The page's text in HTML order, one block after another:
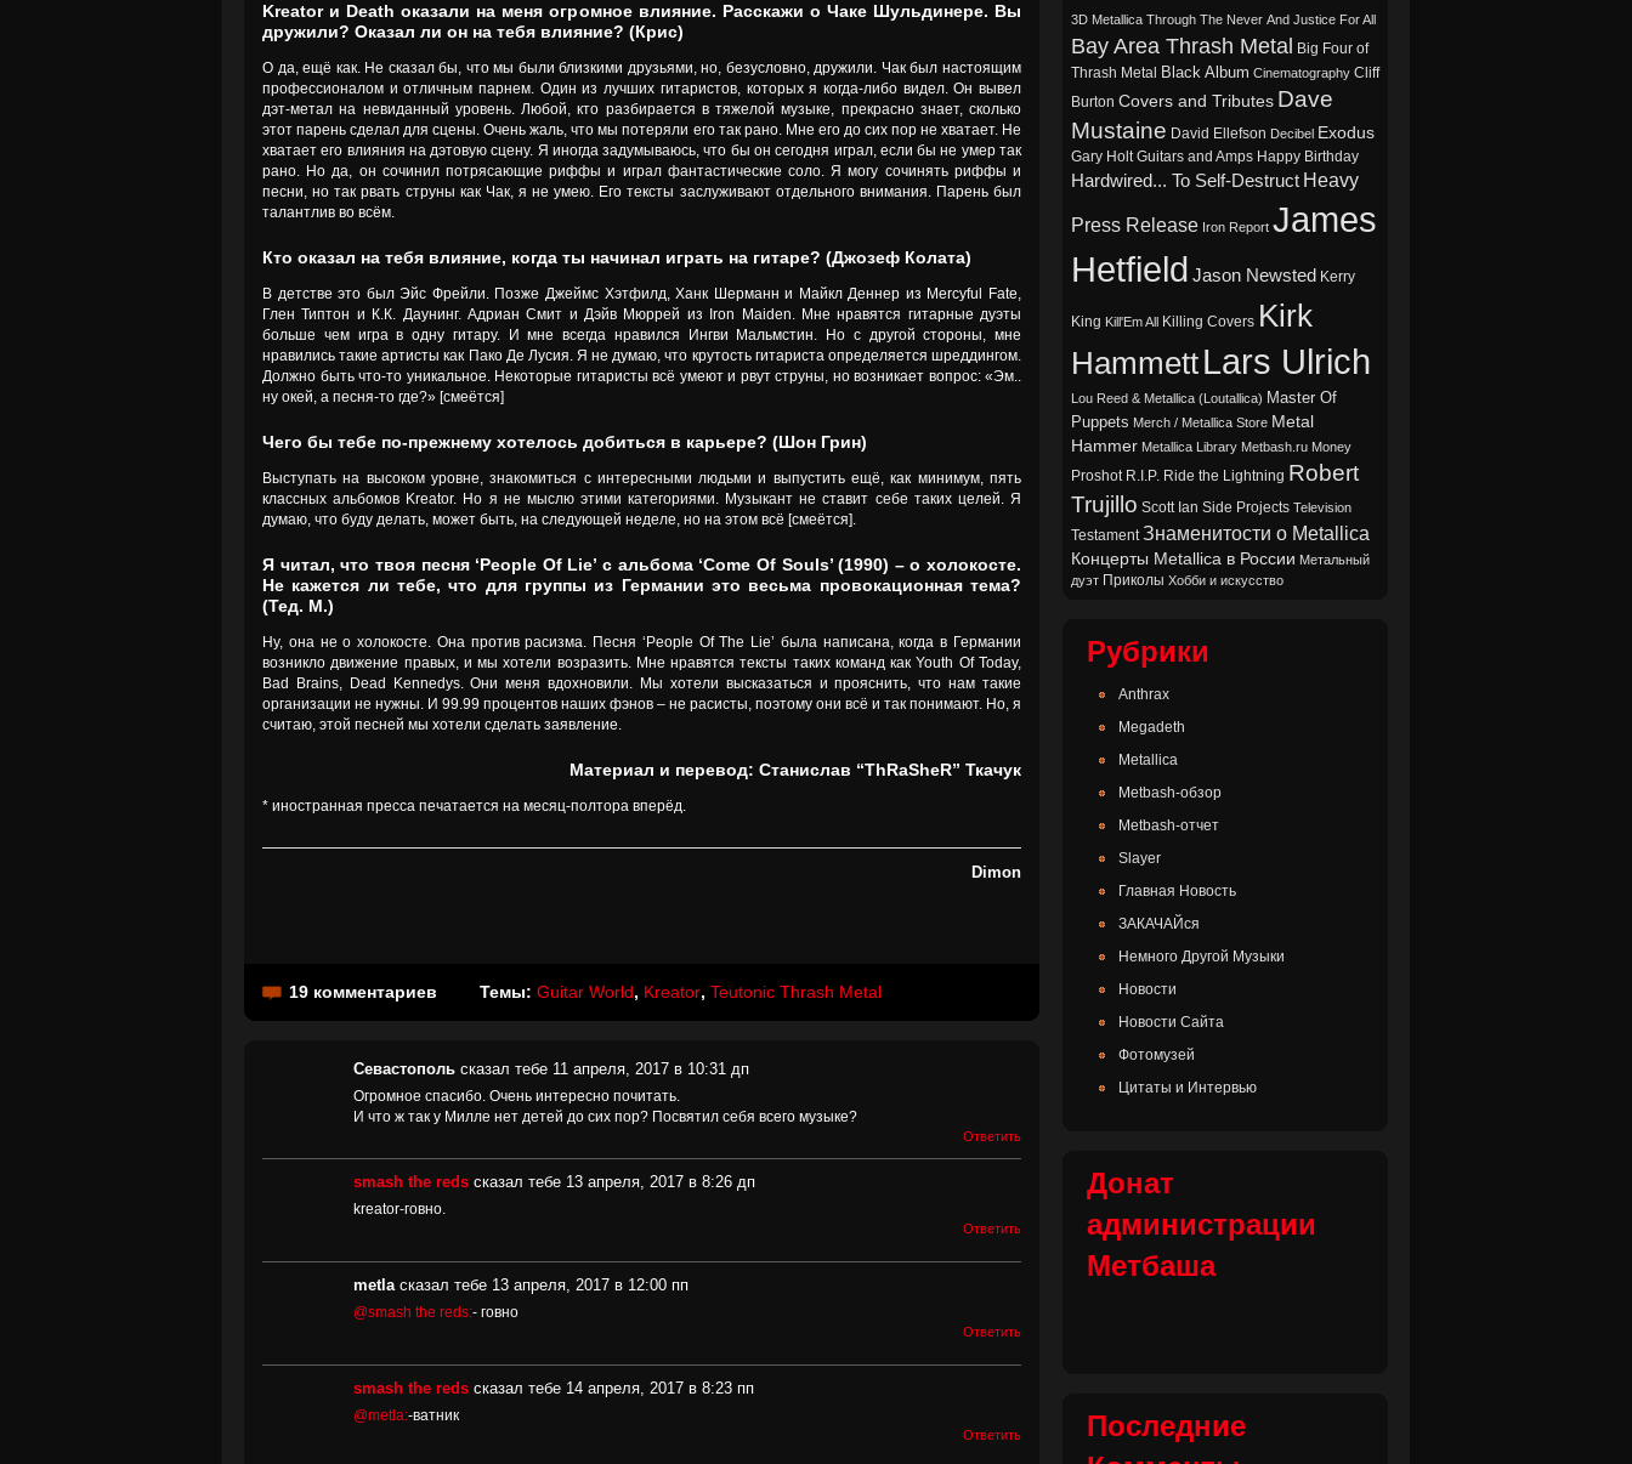
Kreator и Death оказали на меня огромное влияние. Расскажи о Чаке Шульдинере. Вы
дружили? Оказал ли он на тебя влияние? (Крис)
О да, ещё как. Не сказал бы, что мы были близкими друзьями, но, безусловно, дружили. Чак был настоящим
профессионалом и отличным парнем. Один из лучших гитаристов, которых я когда-либо видел. Он вывел
дэт-метал на невиданный уровень. Любой, кто разбирается в тяжелой музыке, прекрасно знает, сколько
этот парень сделал для сцены. Очень жаль, что мы потеряли его так рано. Мне его до сих пор не хватает. Не
хватает его влияния на дэтовую сцену. Я иногда задумываюсь, что бы он сегодня играл, если бы не умер так
рано. Но да, он сочинил потрясающие риффы и играл фантастические соло. Я могу сочинять риффы и
песни, но так рвать струны как Чак, я не умею. Его тексты заслуживают отдельного внимания. Парень был
талантлив во всём.
Кто оказал на тебя влияние, когда ты начинал играть на гитаре? (Джозеф Колата)
В детстве это был Эйс Фрейли. Позже Джеймс Хэтфилд, Ханк Шерманн и Майкл Деннер из Mercyful Fate,
Глен Типтон и К.К. Даунинг. Адриан Смит и Дэйв Мюррей из Iron Maiden. Мне нравятся гитарные дуэты
больше чем игра в одну гитару. И мне всегда нравился Ингви Мальмстин. Но с другой стороны, мне
нравились такие артисты как Пако Де Лусия. Я не думаю, что крутость гитариста определяется шреддингом.
Должно быть что-то уникальное. Некоторые гитаристы всё умеют и рвут струны, но возникает вопрос: «Эм..
ну окей, а песня-то где?» [смеётся]
Чего бы тебе по-прежнему хотелось добиться в карьере? (Шон Грин)
Выступать на высоком уровне, знакомиться с интересными людьми и выпустить ещё, как минимум, пять
классных альбомов Kreator. Но я не мыслю этими категориями. Музыкант не ставит себе таких целей. Я
думаю, что буду делать, может быть, на следующей неделе, но на этом всё [смеётся].
Я читал, что твоя песня ‘People Of Lie’ с альбома ‘Come Of Souls’ (1990) – о холокосте.
Не кажется ли тебе, что для группы из Германии это весьма провокационная тема?
(Тед. М.)
Ну, она не о холокосте. Она против расизма. Песня ‘People Of The Lie’ была написана, когда в Германии
возникло движение правых, и мы хотели возразить. Мне нравятся тексты таких команд как Youth Of Today,
Bad Brains, Dead Kennedys. Они меня вдохновили. Мы хотели высказаться и прояснить, что нам такие
организации не нужны. И 99.99 процентов наших фэнов – не расисты, поэтому они всё и так понимают. Но, я
считаю, этой песней мы хотели сделать заявление.
Материал и перевод: Станислав “ThRaSheR” Ткачук
* иностранная пресса печатается на месяц-полтора вперёд.
Dimon
19 комментариев Темы: Guitar World, Kreator, Teutonic Thrash Metal
Севастополь сказал тебе 11 апреля, 2017 в 10:31 дп
Огромное спасибо. Очень интересно почитать.
И что ж так у Милле нет детей до сих пор? Посвятил себя всего музыке?
Ответить
smash the reds сказал тебе 13 апреля, 2017 в 8:26 дп
kreator-говно.
Ответить
metla сказал тебе 13 апреля, 2017 в 12:00 пп
@smash the reds:- говно
Ответить
smash the reds сказал тебе 14 апреля, 2017 в 8:23 пп
@metla:-ватник
Ответить
3D Metallica Through The Never And Justice For All
Bay Area Thrash Metal Big Four of
Thrash Metal Black Album Cinematography Cliff
Burton Covers and Tributes Dave
Mustaine David Ellefson Decibel Exodus
Gary Holt Guitars and Amps Happy Birthday
Hardwired... To Self-Destruct Heavy
Press Release Iron Report James
Hetfield Jason Newsted Kerry
King Kill'Em All Killing Covers Kirk
HammettLars Ulrich
Lou Reed & Metallica (Loutallica) Master Of
Puppets Merch / Metallica Store Metal
Hammer Metallica Library Metbash.ru Money
Proshot R.I.P. Ride the Lightning Robert
Trujillo Scott Ian Side Projects Television
Testament Знаменитости о Metallica
Концерты Metallica в России Метальный
дуэт Приколы Хобби и искусство
Рубрики
Anthrax
Megadeth
Metallica
Metbash-обзор
Metbash-отчет
Slayer
Главная Новость
ЗАКАЧАЙся
Немного Другой Музыки
Новости
Новости Сайта
Фотомузей
Цитаты и Интервью
Донат
администрации
Метбаша
Последние